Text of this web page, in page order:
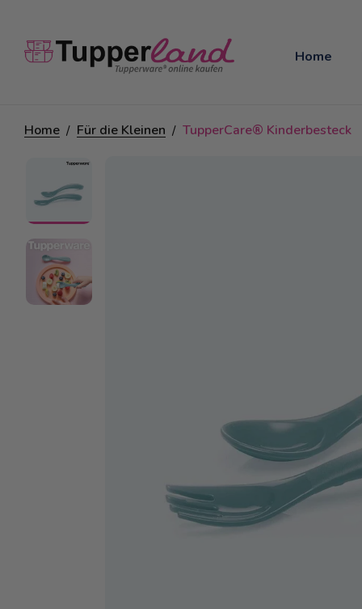
Home
Home Für die Kleinen TupperCare® Kinderbesteck